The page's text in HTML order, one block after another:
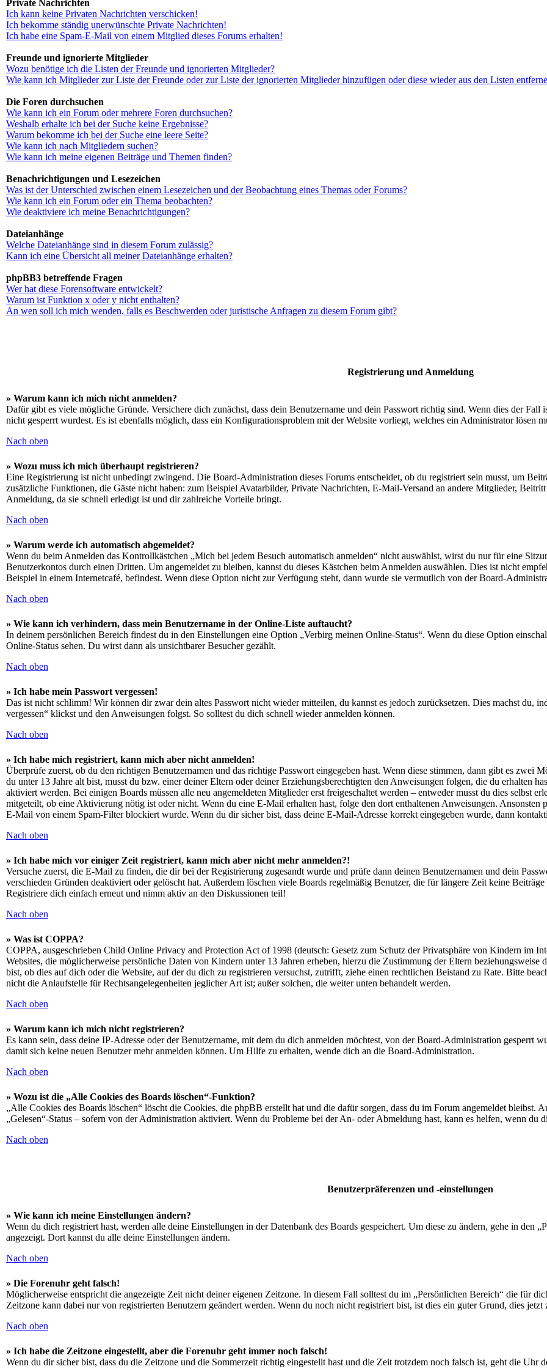
Private Nachrichten
Ich kann keine Privaten Nachrichten verschicken!
Ich bekomme ständig unerwünschte Private Nachrichten!
Ich habe eine Spam-E-Mail von einem Mitglied dieses Forums erhalten!
Freunde und ignorierte Mitglieder
Wozu benötige ich die Listen der Freunde und ignorierten Mitglieder?
Wie kann ich Mitglieder zur Liste der Freunde oder zur Liste der ignorierten Mitglieder hinzufügen oder diese wieder aus den Listen
Die Foren durchsuchen
Wie kann ich ein Forum oder mehrere Foren durchsuchen?
Weshalb erhalte ich bei der Suche keine Ergebnisse?
Warum bekomme ich bei der Suche eine leere Seite?
Wie kann ich nach Mitgliedern suchen?
Wie kann ich meine eigenen Beiträge und Themen finden?
Benachrichtigungen und Lesezeichen
Was ist der Unterschied zwischen einem Lesezeichen und der Beobachtung eines Themas oder Forums?
Wie kann ich ein Forum oder ein Thema beobachten?
Wie deaktiviere ich meine Benachrichtigungen?
Dateianhänge
Welche Dateianhänge sind in diesem Forum zulässig?
Kann ich eine Übersicht all meiner Dateianhänge erhalten?
phpBB3 betreffende Fragen
Wer hat diese Forensoftware entwickelt?
Warum ist Funktion x oder y nicht enthalten?
An wen soll ich mich wenden, falls es Beschwerden oder juristische Anfragen zu diesem Forum gibt?
Registrierung und Anmeldung
» Warum kann ich mich nicht anmelden?
Dafür gibt es viele mögliche Gründe. Versichere dich zunächst, dass dein Benutzername und dein Passwort richtig sind. Wenn dies der
nicht gesperrt wurdest. Es ist ebenfalls möglich, dass ein Konfigurationsproblem mit der Website vorliegt, welches ein Administrator lösen
Nach oben
» Wozu muss ich mich überhaupt registrieren?
Eine Registrierung ist nicht unbedingt zwingend. Die Board-Administration dieses Forums entscheidet, ob du registriert sein musst, um
zusätzliche Funktionen, die Gäste nicht haben: zum Beispiel Avatarbilder, Private Nachrichten, E-Mail-Versand an andere Mitglieder,
Anmeldung, da sie schnell erledigt ist und dir zahlreiche Vorteile bringt.
Nach oben
» Warum werde ich automatisch abgemeldet?
Wenn du beim Anmelden das Kontrollkästchen „Mich bei jedem Besuch automatisch anmelden“ nicht auswählst, wirst du nur für eine
Benutzerkontos durch einen Dritten. Um angemeldet zu bleiben, kannst du dieses Kästchen beim Anmelden auswählen. Dies ist nicht
Beispiel in einem Internetcafé, befindest. Wenn diese Option nicht zur Verfügung steht, dann wurde sie vermutlich von der Board-
Nach oben
» Wie kann ich verhindern, dass mein Benutzername in der Online-Liste auftaucht?
In deinem persönlichen Bereich findest du in den Einstellungen eine Option „Verbirg meinen Online-Status“. Wenn du diese Option
Online-Status sehen. Du wirst dann als unsichtbarer Besucher gezählt.
Nach oben
» Ich habe mein Passwort vergessen!
Das ist nicht schlimm! Wir können dir zwar dein altes Passwort nicht wieder mitteilen, du kannst es jedoch zurücksetzen. Dies machst du,
vergessen“ klickst und den Anweisungen folgst. So solltest du dich schnell wieder anmelden können.
Nach oben
» Ich habe mich registriert, kann mich aber nicht anmelden!
Überprüfe zuerst, ob du den richtigen Benutzernamen und das richtige Passwort eingegeben hast. Wenn diese stimmen, dann gibt es zwei
du unter 13 Jahre alt bist, musst du bzw. einer deiner Eltern oder deiner Erziehungsberechtigten den Anweisungen folgen, die du erhalten
aktiviert werden. Bei einigen Boards müssen alle neu angemeldeten Mitglieder erst freigeschaltet werden – entweder musst du dies selbst
mitgeteilt, ob eine Aktivierung nötig ist oder nicht. Wenn du eine E-Mail erhalten hast, folge den dort enthaltenen Anweisungen.
E-Mail von einem Spam-Filter blockiert wurde. Wenn du dir sicher bist, dass deine E-Mail-Adresse korrekt eingegeben wurde, dann
Nach oben
» Ich habe mich vor einiger Zeit registriert, kann mich aber nicht mehr anmelden?!
Versuche zuerst, die E-Mail zu finden, die dir bei der Registrierung zugesandt wurde und prüfe dann deinen Benutzernamen und dein
verschieden Gründen deaktiviert oder gelöscht hat. Außerdem löschen viele Boards regelmäßig Benutzer, die für längere Zeit keine
Registriere dich einfach erneut und nimm aktiv an den Diskussionen teil!
Nach oben
» Was ist COPPA?
COPPA, ausgeschrieben Child Online Privacy and Protection Act of 1998 (deutsch: Gesetz zum Schutz der Privatsphäre von Kindern im
Websites, die möglicherweise persönliche Daten von Kindern unter 13 Jahren erheben, hierzu die Zustimmung der Eltern beziehungsweise
bist, ob dies auf dich oder die Website, auf der du dich zu registrieren versuchst, zutrifft, ziehe einen rechtlichen Beistand zu Rate. Bitte
nicht die Anlaufstelle für Rechtsangelegenheiten jeglicher Art ist; außer solchen, die weiter unten behandelt werden.
Nach oben
» Warum kann ich mich nicht registrieren?
Es kann sein, dass deine IP-Adresse oder der Benutzername, mit dem du dich anmelden möchtest, von der Board-Administration gesperrt
damit sich keine neuen Benutzer mehr anmelden können. Um Hilfe zu erhalten, wende dich an die Board-Administration.
Nach oben
» Wozu ist die „Alle Cookies des Boards löschen“-Funktion?
„Alle Cookies des Boards löschen“ löscht die Cookies, die phpBB erstellt hat und die dafür sorgen, dass du im Forum angemeldet bleibst.
„Gelesen“-Status – sofern von der Administration aktiviert. Wenn du Probleme bei der An- oder Abmeldung hast, kann es helfen, wenn du
Nach oben
Benutzerpräferenzen und -einstellungen
» Wie kann ich meine Einstellungen ändern?
Wenn du dich registriert hast, werden alle deine Einstellungen in der Datenbank des Boards gespeichert. Um diese zu ändern, gehe in den
angezeigt. Dort kannst du alle deine Einstellungen ändern.
Nach oben
» Die Forenuhr geht falsch!
Möglicherweise entspricht die angezeigte Zeit nicht deiner eigenen Zeitzone. In diesem Fall solltest du im „Persönlichen Bereich“ die für
Zeitzone kann dabei nur von registrierten Benutzern geändert werden. Wenn du noch nicht registriert bist, ist dies ein guter Grund, dies jetzt
Nach oben
» Ich habe die Zeitzone eingestellt, aber die Forenuhr geht immer noch falsch!
Wenn du dir sicher bist, dass du die Zeitzone und die Sommerzeit richtig eingestellt hast und die Zeit trotzdem noch falsch ist, geht die